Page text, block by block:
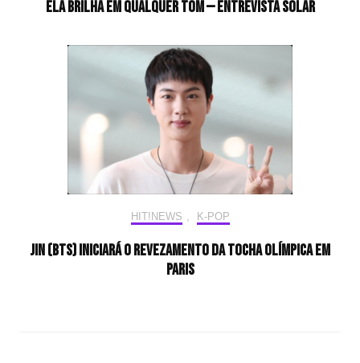
Ela brilha em qualquer tom — Entrevista Solar
HIT!NEWS , K-POP
Jin (BTS) iniciará o revezamento da tocha olímpica em
Paris